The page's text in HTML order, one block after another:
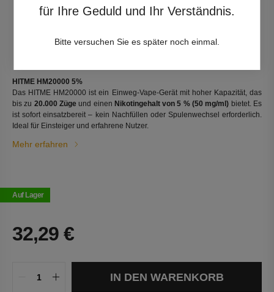
für Ihre Geduld und Ihr Verständnis.
Bitte versuchen Sie es später noch einmal.
HITME HM20000 5%
Das HITME HM20000 ist ein Einweg-Vape-Gerät mit hoher Kapazität, das
bis zu 20.000 Zügeund einen Nikotingehalt von 5 % (50 mg/ml) bietet. Es
ist sofort einsatzbereit – kein Nachfüllen oder Spulenwechsel erforderlich.
Ideal für Einsteiger und erfahrene Nutzer.
Mehr erfahren
Auf Lager
32,29 €
IN DEN WARENKORB